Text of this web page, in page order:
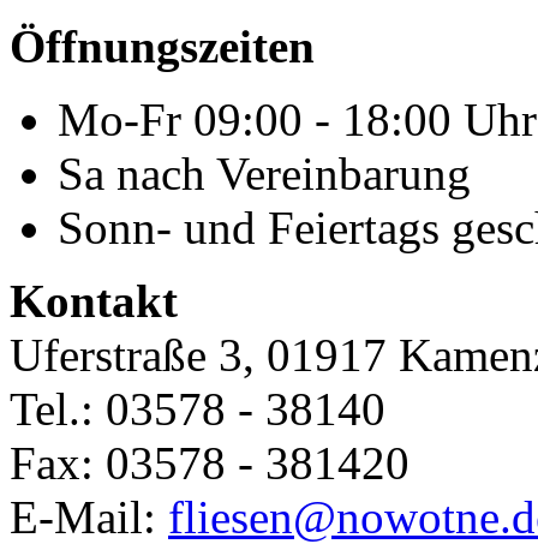
Öffnungszeiten
Mo-Fr 09:00 - 18:00 Uhr
Sa nach Vereinbarung
Sonn- und Feiertags
Kontakt
Uferstraße 3, 01917
Tel.: 03578 - 38140
Fax: 03578 - 381420
E-Mail: